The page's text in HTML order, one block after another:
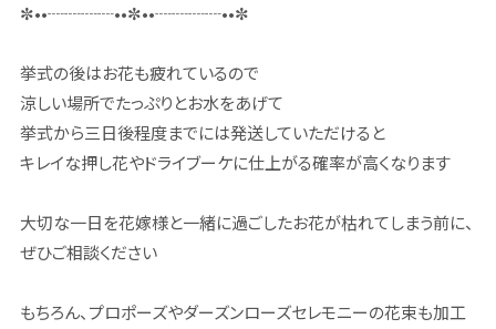
✼••┈┈┈┈••✼••┈┈┈┈••✼
挙式の後はお花も疲れているので
涼しい場所でたっぷりとお水をあげて
挙式から三日後程度までには発送していただけると
キレイな押し花やドライブーケに仕上がる確率が高くなります
大切な一日を花嫁様と一緒に過ごしたお花が枯れてしまう前に、
ぜひご相談ください
もちろん、プロポーズやダーズンローズセレモニーの花束も加工